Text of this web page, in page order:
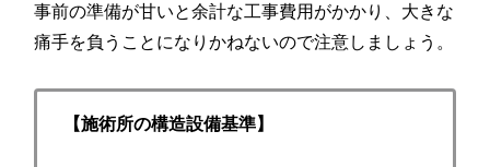
事前の準備が甘いと余計な工事費用がかかり、大きな
痛手を負うことになりかねないので注意しましょう。
【施術所の構造設備基準】